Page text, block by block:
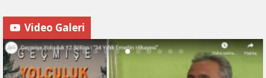
Video Galeri